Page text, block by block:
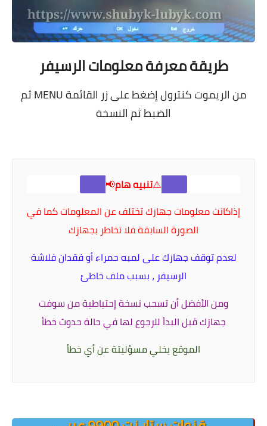
طريقة معرفة معلومات الرسيفر
من الريموت كنترول إضغط على زر القائمة MENU ثم
الضبط ثم النسخة
⚠️تنبيه هام📢
إذاكانتمعلومات جهازكتختلف عن المعلومات كما في
الصورة السابقة فلا تخاطر بجهازك
لعدم توقف جهازك على لمبه حمراء أو فقدان فلاشة
الرسيفر ، بسبب ملف خاطئ
ومن الأفضل أن تسحب نسخة إحتياطية من سوفت
جهازك قبل البدأللرجوع لها في حالة حدوث خطأ
الموقع يخلي مسؤليتة عن أي خطأ